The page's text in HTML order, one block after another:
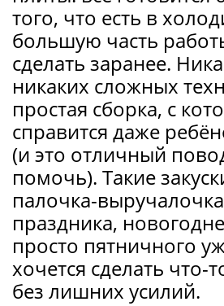
того, что есть в
большую часть
сделать заранее.
никаких сложных
простая сборка, с
справится даже
(и это отличный
помочь). Такие
палочка-
праздника,
просто пятничного
хочется сделать что-
без лишних усилий.